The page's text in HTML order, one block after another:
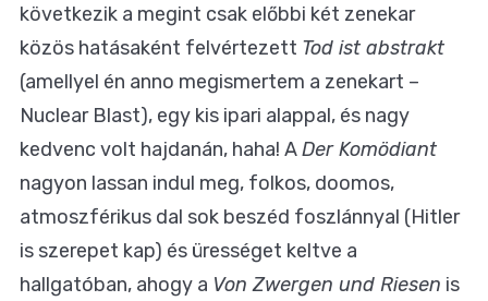
következik a megint csak előbbi két zenekar
közös hatásaként felvértezett Tod ist abstrakt
(amellyel én anno megismertem a zenekart –
Nuclear Blast), egy kis ipari alappal, és nagy
kedvenc volt hajdanán, haha! ADer Komödiant
nagyon lassan indul meg, folkos, doomos,
atmoszférikus dal sok beszéd foszlánnyal (Hitler
is szerepet kap) és ürességet keltve a
hallgatóban, ahogy a Von Zwergen und Riesen is